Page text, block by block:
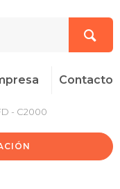
Contacto
- C2000